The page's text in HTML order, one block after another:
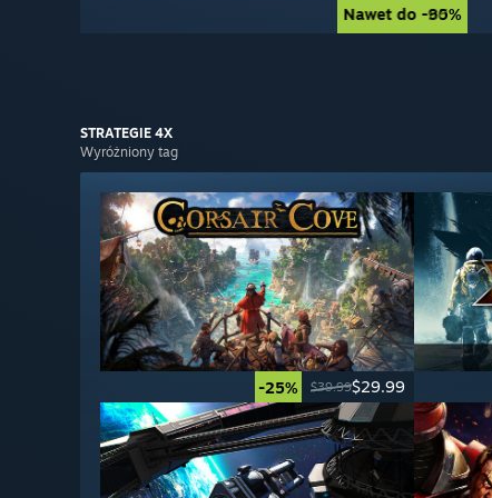
Nawet do -90%
Nawet do -85%
STRATEGIE 4X
Wyróżniony tag
-25% $39.99$29.99